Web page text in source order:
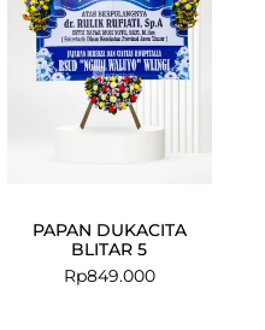
PAPAN DUKACITA
BLITAR 5
Rp849.000